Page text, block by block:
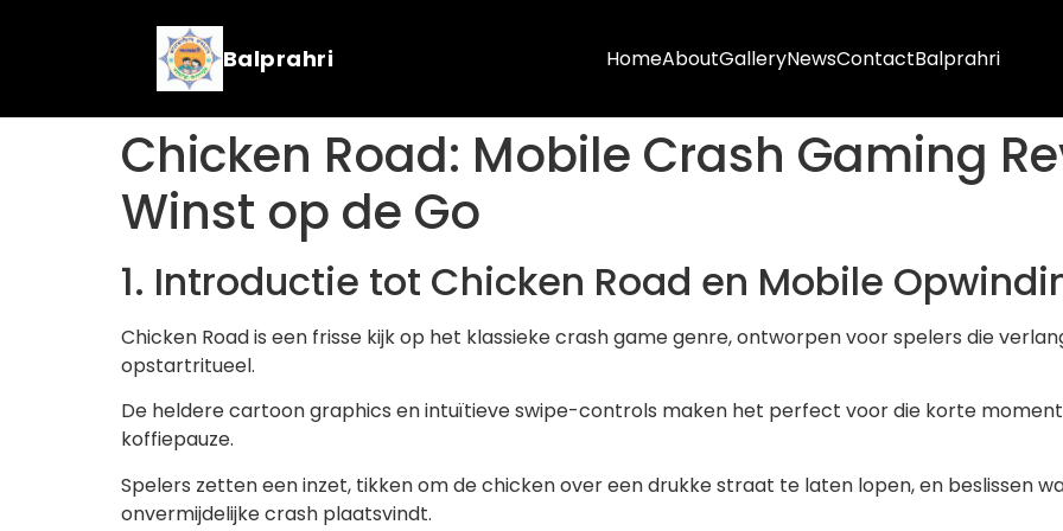
Balprahri HomeAboutGalleryNewsContactBalprahri
Chicken Road: Mobile Crash Gaming
Winst op de Go
1. Introductie tot Chicken Road en Mobile
Chicken Road is een frisse kijk op het klassieke crash game genre, ontworpen voor spelers die
opstartritueel.
De heldere cartoon graphics en intuïtieve swipe-controls maken het perfect voor die korte
koffiepauze.
Spelers zetten een inzet, tikken om de chicken over een drukke straat te laten lopen, en beslissen
onvermijdelijke crash plaatsvindt.